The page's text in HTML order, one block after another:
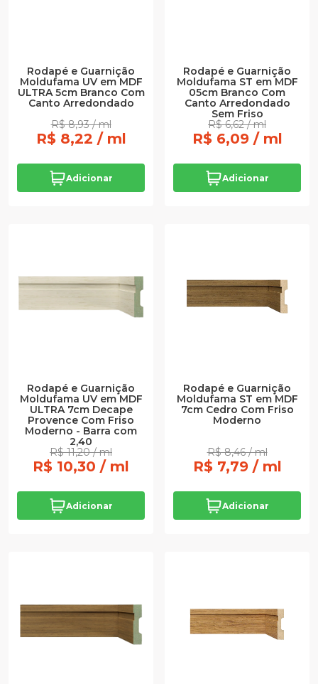
Rodapé e Guarnição
Moldufama UV em MDF
ULTRA 5cm Branco Com
Canto Arredondado
R$ 8,93 / ml
R$ 8,22 / ml
Adicionar
Rodapé e Guarnição
Moldufama ST em MDF
05cm Branco Com
Canto Arredondado
Sem Friso
R$ 6,62 / ml
R$ 6,09 / ml
Adicionar
Rodapé e Guarnição
Moldufama UV em MDF
ULTRA 7cm Decape
Provence Com Friso
Moderno - Barra com
2,40
R$ 11,20 / ml
R$ 10,30 / ml
Adicionar
Rodapé e Guarnição
Moldufama ST em MDF
7cm Cedro Com Friso
Moderno
R$ 8,46 / ml
R$ 7,79 / ml
Adicionar